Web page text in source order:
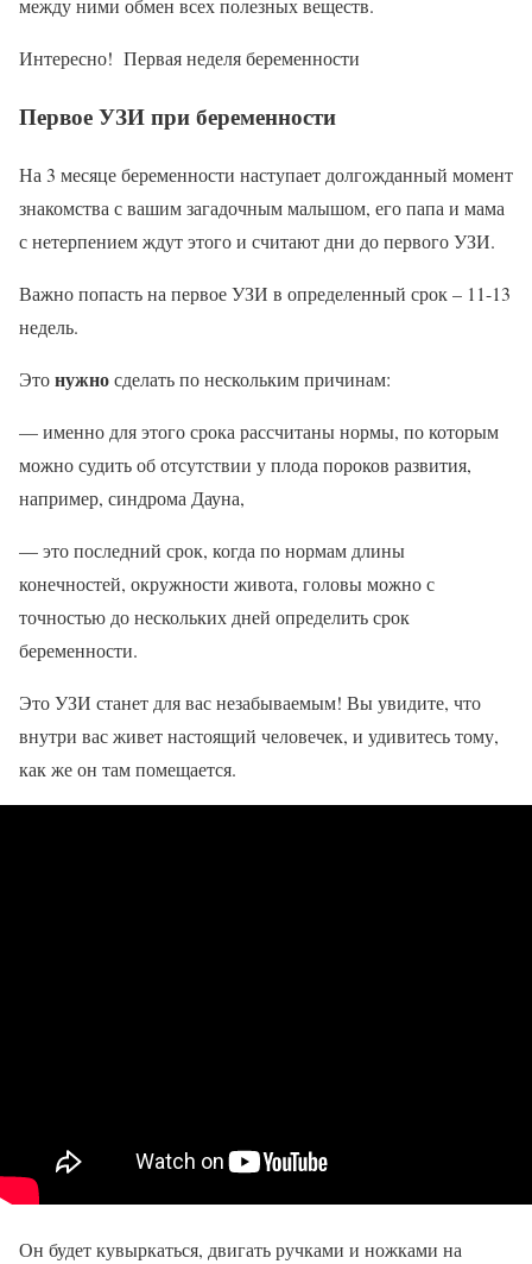
между ними обмен всех полезных веществ.
Интересно! Первая неделя беременности
Первое УЗИ при беременности
На 3 месяце беременности наступает долгожданный момент
знакомства с вашим загадочным малышом, его папа и мама
с нетерпением ждут этого и считают дни до первого УЗИ.
Важно попасть на первое УЗИ в определенный срок – 11-13
недель.
Этонужносделать по нескольким причинам:
— именно для этого срока рассчитаны нормы, по которым
можно судить об отсутствии у плода пороков развития,
например, синдрома Дауна,
— это последний срок, когда по нормам длины
конечностей, окружности живота, головы можно с
точностью до нескольких дней определить срок
беременности.
Это УЗИ станет для вас незабываемым! Вы увидите, что
внутри вас живет настоящий человечек, и удивитесь тому,
как же он там помещается.
Он будет кувыркаться, двигать ручками и ножками на